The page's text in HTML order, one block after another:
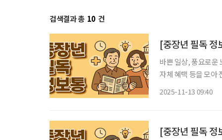
검색결과 총 10 건
바쁜 일상, 풍요로운
자체 혜택 등을 모아 전달 드립니다. 시민참여형 생
2025-11-13 09:40
[중장년 필독